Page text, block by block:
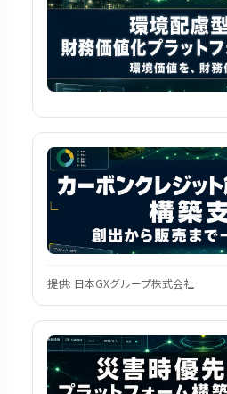
提供: 日本GXグループ株式会社